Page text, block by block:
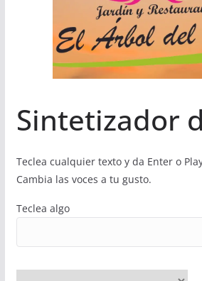
Sintetizador
Teclea cualquier texto y da Enter o
Cambia las voces a tu gusto.
Teclea algo